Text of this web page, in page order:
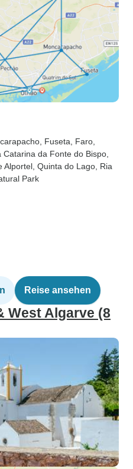
, Fuseta , Faro
Catarina da Fonte do Bispo
Alportel , Quinta do Lago , Ria
Park
Reise ansehen
West Algarve (8